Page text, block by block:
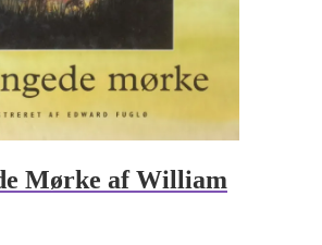
Mørke af William